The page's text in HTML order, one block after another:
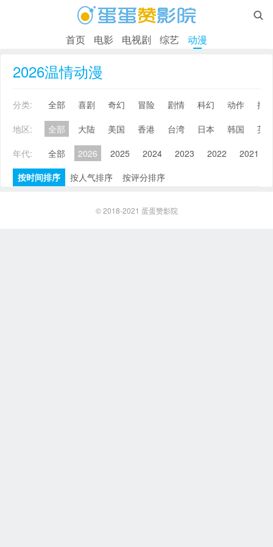

首页 电影 电视剧 综艺 动漫
2026温情动漫
分类: 全部 喜剧 奇幻 冒险 剧情 科幻 动作
搞
地区:
全部 大陆 美国 香港 台湾 日本 韩国
英
年代:
全部 2026 2025 2024 2023 2022 2021
按时间排序
按人气排序 按评分排序
© 2018-2021 蛋蛋赞影院